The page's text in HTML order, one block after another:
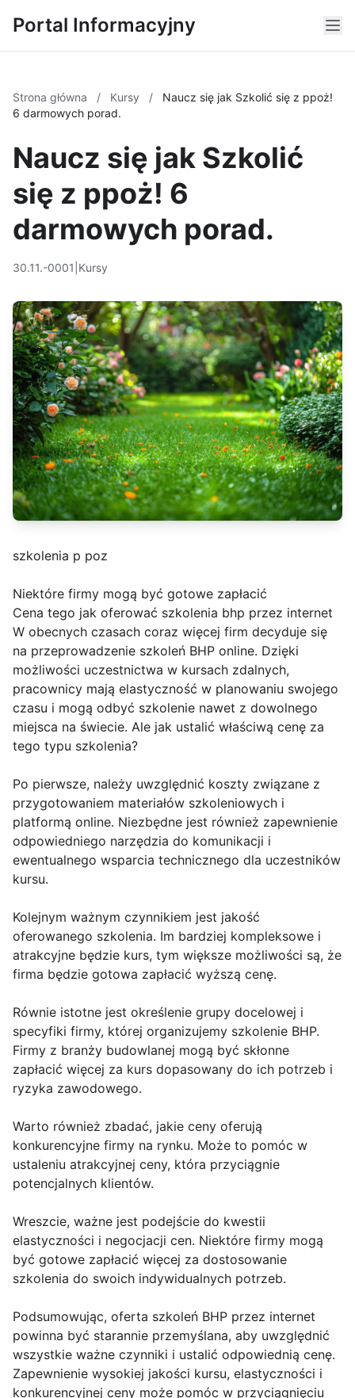
Portal Informacyjny
Strona główna / Kursy /
Naucz się jak Szkolić się z ppoż!
6 darmowych porad.
Naucz się jak Szkolić
się z ppoż! 6
darmowych porad.
30.11.-0001 Kursy
szkolenia p poz
Niektóre firmy mogą być gotowe zapłacić
Cena tego jak oferować szkolenia bhp przez internet
W obecnych czasach coraz więcej firm decyduje się
na przeprowadzenie szkoleń BHP online. Dzięki
możliwości uczestnictwa w kursach zdalnych,
pracownicy mają elastyczność w planowaniu swojego
czasu i mogą odbyć szkolenie nawet z dowolnego
miejsca na świecie. Ale jak ustalić właściwą cenę za
tego typu szkolenia?
Po pierwsze, należy uwzględnić koszty związane z
przygotowaniem materiałów szkoleniowych i
platformą online. Niezbędne jest również zapewnienie
odpowiedniego narzędzia do komunikacji i
ewentualnego wsparcia technicznego dla uczestników
kursu.
Kolejnym ważnym czynnikiem jest jakość
oferowanego szkolenia. Im bardziej kompleksowe i
atrakcyjne będzie kurs, tym większe możliwości są, że
firma będzie gotowa zapłacić wyższą cenę.
Równie istotne jest określenie grupy docelowej i
specyfiki firmy, której organizujemy szkolenie BHP.
Firmy z branży budowlanej mogą być skłonne
zapłacić więcej za kurs dopasowany do ich potrzeb i
ryzyka zawodowego.
Warto również zbadać, jakie ceny oferują
konkurencyjne firmy na rynku. Może to pomóc w
ustaleniu atrakcyjnej ceny, która przyciągnie
potencjalnych klientów.
Wreszcie, ważne jest podejście do kwestii
elastyczności i negocjacji cen. Niektóre firmy mogą
być gotowe zapłacić więcej za dostosowanie
szkolenia do swoich indywidualnych potrzeb.
Podsumowując, oferta szkoleń BHP przez internet
powinna być starannie przemyślana, aby uwzględnić
wszystkie ważne czynniki i ustalić odpowiednią cenę.
Zapewnienie wysokiej jakości kursu, elastyczności i
konkurencyjnej ceny może pomóc w przyciągnięciu